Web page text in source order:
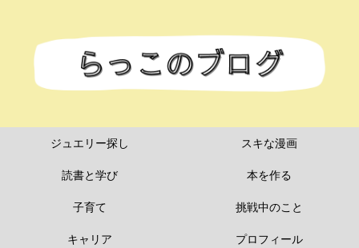
ジュエリー探し スキな漫画
読書と学び 本を作る
子育て 挑戦中のこと
キャリア プロフィール